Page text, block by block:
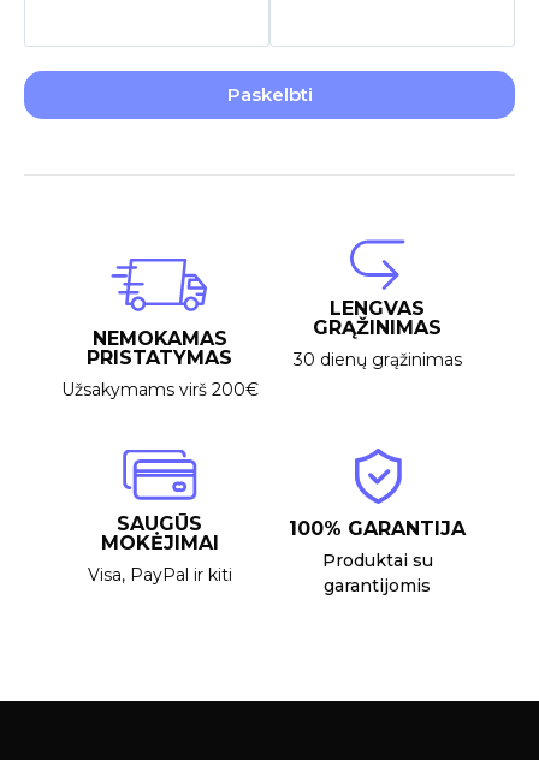
Paskelbti
NEMOKAMAS
PRISTATYMAS
Užsakymams virš 200€
LENGVAS
GRĄŽINIMAS
30 dienų grąžinimas
SAUGŪS
MOKĖJIMAI
Visa, PayPal ir kiti
100% GARANTIJA
Produktai su
garantijomis